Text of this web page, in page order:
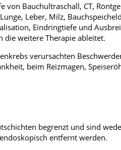
von Bauchultraschall, CT,
Leber, Milz,
Eindringtiefe und
die weitere Therapie ableitet.
verursachten
beim Reizmagen,
begrenzt und sind
entfernt werden.